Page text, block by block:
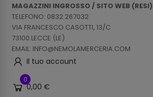
MAGAZZINI INGROSSO / SITO WEB (RESI)
TELEFONO: 0832 267032
VIA FRANCESCO CASOTTI, 13/C
73100 LECCE (LE)
EMAIL: INFO@NEMOLAMERCERIA.COM
Il tuo account
0
0,00 €